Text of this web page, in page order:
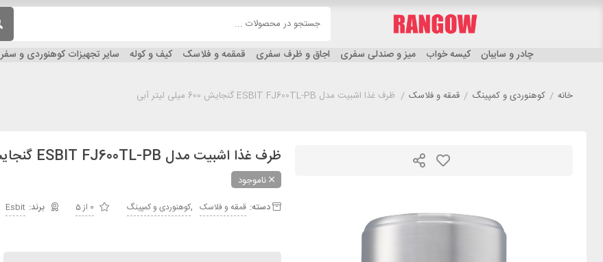
چادر و سایبان کیسه خواب میز و صندلی سفری اجاق و ظرف سفری قمقمه و فلاسک کیف و کوله سایر تجهیزات کوهنوردی و سفر
خانه / کوهنوردی و کمپینگ / قمقه و فلاسک / ظرف غذا اشبیت مدل ESBIT FJ600TL-PB گنجایش 600 میلی لیتر آبی
ظرف غذا اشبیت مدل ESBIT FJ600TL-PB گنجایش 600 میلی لیتر آبی
ناموجود
دسته: قمقه و فلاسک ,کوهنوردی و کمپینگ 0 از 5 Esbit